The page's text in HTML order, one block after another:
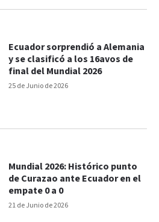
25 de Junio de 2026
Ecuador sorprendió a Alemania
y se clasificó a los 16avos de
final del Mundial 2026
21 de Junio de 2026
Mundial 2026: Histórico punto
de Curazao ante Ecuador en el
empate 0 a 0